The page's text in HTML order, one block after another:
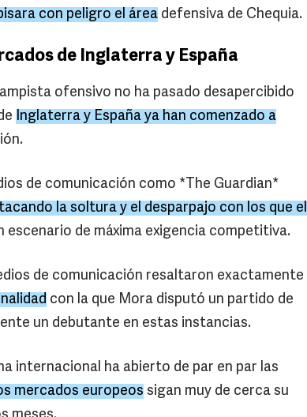
con peligro el área defensiva de Chequia.
de Inglaterra y España
ofensivo no ha pasado desapercibido
Inglaterra y España ya han comenzado a
de comunicación como *The Guardian*
la soltura y el desparpajo con los que el
escenario de máxima exigencia competitiva.
de comunicación resaltaron exactamente
con la que Mora disputó un partido de
un debutante en estas instancias.
internacional ha abierto de par en par las
mercados europeos sigan muy de cerca su